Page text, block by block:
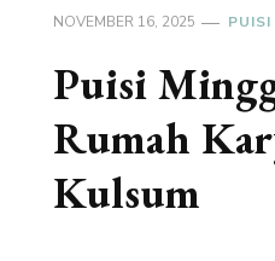
NOVEMBER 16, 2025 PUISI
Puisi
Rumah
Kulsum